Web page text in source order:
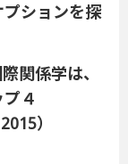
プションを探
関係学は、
４
）